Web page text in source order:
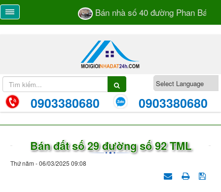
Bán nhà số 40 đường Phan Bá
0903380680 0903380680
Bán đất số 29 đường số 92 TML
Thứ năm - 06/03/2025 09:08